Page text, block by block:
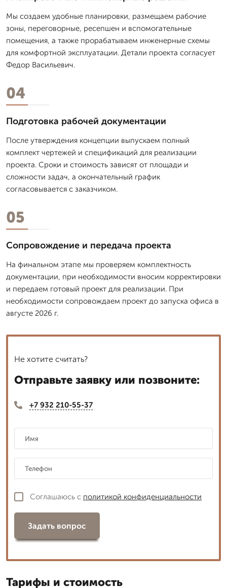
Мы создаем удобные планировки, размещаем рабочие
зоны, переговорные, ресепшен и вспомогательные
помещения, а также прорабатываем инженерные схемы
для комфортной эксплуатации. Детали проекта согласует
Федор Васильевич.
04
Подготовка рабочей документации
После утверждения концепции выпускаем полный
комплект чертежей и спецификаций для реализации
проекта. Сроки и стоимость зависят от площади и
сложности задач, а окончательный график
согласовывается с заказчиком.
05
Сопровождение и передача проекта
На финальном этапе мы проверяем комплектность
документации, при необходимости вносим корректировки
и передаем готовый проект для реализации. При
необходимости сопровождаем проект до запуска офиса в
августе 2026 г.
Не хотите считать?
Отправьте заявку или позвоните:
+7 932 210-55-37
Соглашаюсь с политикой конфиденциальности
Задать вопрос
Тарифы и стоимость